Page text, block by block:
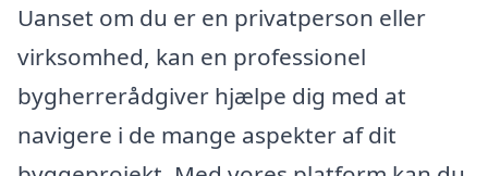
Uanset om du er en privatperson eller
virksomhed, kan en professionel
bygherrerådgiver hjælpe dig med at
navigere i de mange aspekter af dit